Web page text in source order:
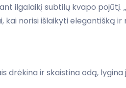
ilgalaikį subtilų kvapo pojūtį.
norisi išlaikyti elegantišką ir
drėkina ir skaistina odą,